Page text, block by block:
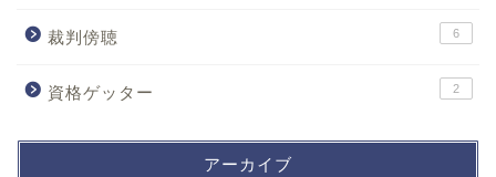
裁判傍聴 6
資格ゲッター 2
アーカイブ